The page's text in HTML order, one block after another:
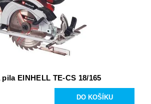
EINHELL TE-CS 18/165